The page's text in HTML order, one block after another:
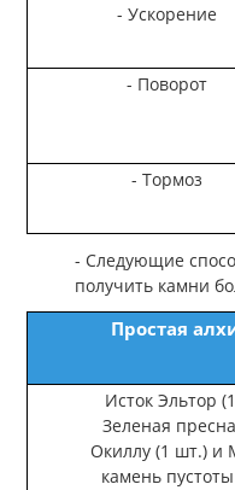
- Ускорение
- Поворот
- Тормоз
- Следующие
получить камни
Простая
Исток Эльтор
Зеленая
Окиллу (1 шт.) и
камень